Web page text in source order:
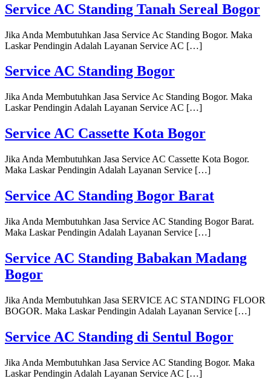
Service AC Standing Tanah Sereal Bogor
Jika Anda Membutuhkan Jasa Service Ac Standing Bogor. Maka
Laskar Pendingin Adalah Layanan Service AC […]
Service AC Standing Bogor
Jika Anda Membutuhkan Jasa Service Ac Standing Bogor. Maka
Laskar Pendingin Adalah Layanan Service AC […]
Service AC Cassette Kota Bogor
Jika Anda Membutuhkan Jasa Service AC Cassette Kota Bogor.
Maka Laskar Pendingin Adalah Layanan Service […]
Service AC Standing Bogor Barat
Jika Anda Membutuhkan Jasa Service AC Standing Bogor Barat.
Maka Laskar Pendingin Adalah Layanan Service […]
Service AC Standing Babakan Madang
Bogor
Jika Anda Membutuhkan Jasa SERVICE AC STANDING FLOOR
BOGOR. Maka Laskar Pendingin Adalah Layanan Service […]
Service AC Standing di Sentul Bogor
Jika Anda Membutuhkan Jasa Service AC Standing Bogor. Maka
Laskar Pendingin Adalah Layanan Service AC […]